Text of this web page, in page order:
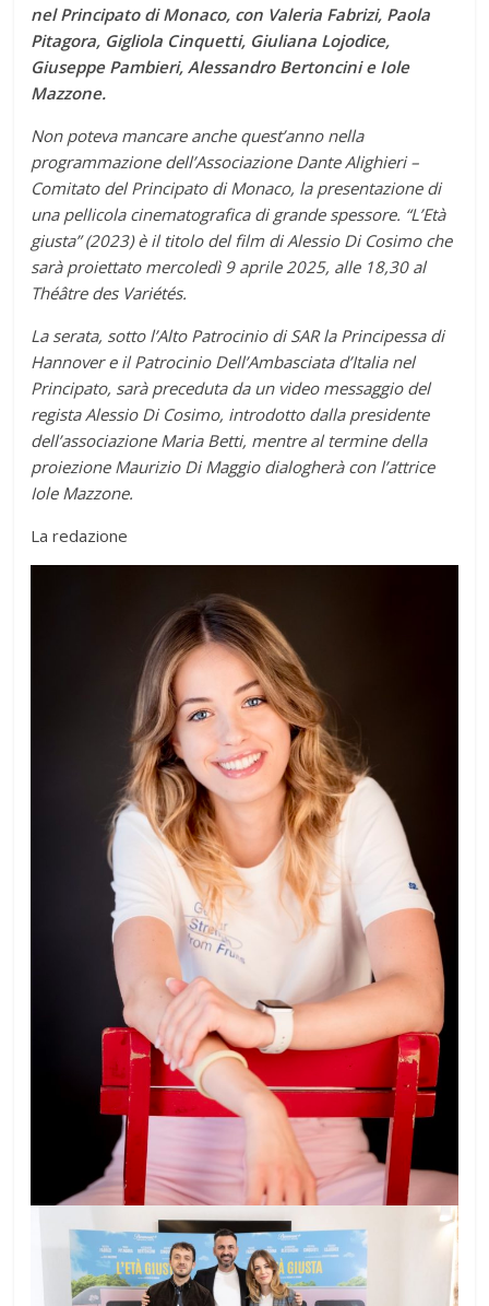
nel Principato di Monaco, con Valeria Fabrizi, Paola
Pitagora, Gigliola Cinquetti, Giuliana Lojodice,
Giuseppe Pambieri, Alessandro Bertoncini e Iole
Mazzone.
Non poteva mancare anche quest’anno nella
programmazione dell’Associazione Dante Alighieri –
Comitato del Principato di Monaco, la presentazione di
una pellicola cinematografica di grande spessore. “L’Età
giusta” (2023) è il titolo del film di Alessio Di Cosimo che
sarà proiettato mercoledì 9 aprile 2025, alle 18,30 al
Théâtre des Variétés.
La serata, sotto l’Alto Patrocinio di SAR la Principessa di
Hannover e il Patrocinio Dell’Ambasciata d’Italia nel
Principato, sarà preceduta da un video messaggio del
regista Alessio Di Cosimo, introdotto dalla presidente
dell’associazione Maria Betti, mentre al termine della
proiezione Maurizio Di Maggio dialogherà con l’attrice
Iole Mazzone.
La redazione